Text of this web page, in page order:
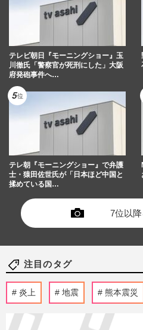
テレビ朝日『モーニングショー』玉
川徹氏「警察官が死刑にした」大阪
府発砲事件へ…
テレ朝『モーニングショー』で弁護
士・猿田佐世氏が「日本ほど中国と
揉めている国…
7位以
注目のタグ
炎上 地震 熊本震災